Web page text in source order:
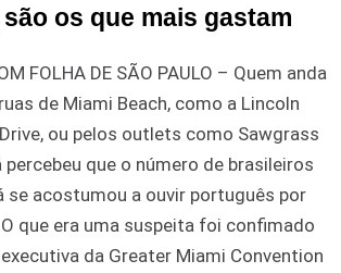
os que mais gastam
FOLHA DE SÃO PAULO – Quem anda
de Miami Beach, como a Lincoln
ou pelos outlets como Sawgrass
percebeu que o número de brasileiros
se acostumou a ouvir português por
que era uma suspeita foi confimado
da Greater Miami Convention